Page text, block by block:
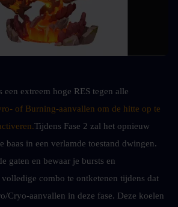
een extreem hoge RES tegen alle
of Burning-aanvallen om de hitte op te
Tijdens Fase 2 zal het opnieuw
baas in een verlamde toestand dwingen.
gaten en bewaar je bursts en
combo te ontketenen tijdens dat
Cryo-aanvallen in deze fase. Deze koelen